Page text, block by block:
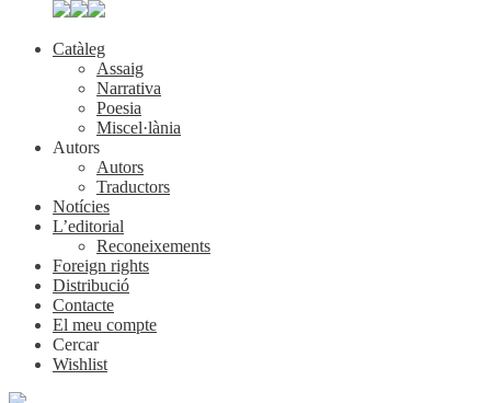
Catàleg
Assaig
Narrativa
Poesia
Miscel·lània
Autors
Autors
Traductors
Notícies
L’editorial
Reconeixements
Foreign rights
Distribució
Contacte
El meu compte
Cercar
Wishlist